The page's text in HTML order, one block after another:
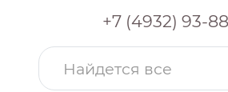
+7 (4932) 93-